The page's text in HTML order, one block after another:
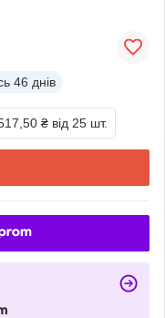
46 днів
₴ від 25 шт.